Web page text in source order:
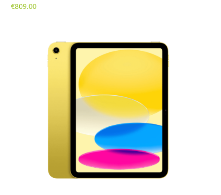
€809.00